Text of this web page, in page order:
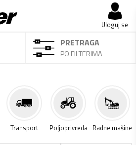
Uloguj se
PRETRAGA
PO FILTERIMA
Transport Poljoprivreda Radne mašine